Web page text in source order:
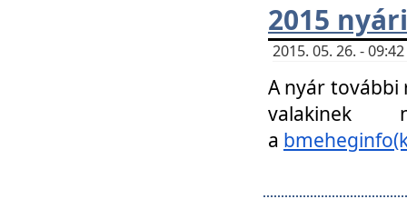
2015
2015. 05. 26. -
A nyár további
a